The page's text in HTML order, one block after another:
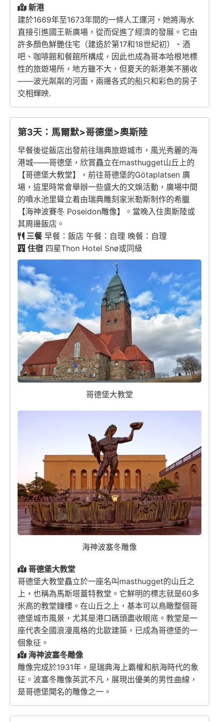
新港
建於1669年至1673年間的一條人工運河，她將海水
直接引進國王新廣場，從而促進了經濟的發展。它由
許多顏色鮮艷住宅（建造於第17和18世紀初）、酒
吧、咖啡館和餐館所構成，因此也成為哥本哈根地標
性的旅遊場所，地方雖不大，但夏天的新港美不勝收
——波光粼粼的河面，兩邊各式的船只和彩色的房子
交相輝映.
第3天：馬爾默>哥德堡>奧斯陸
早餐後從飯店出發前往瑞典旅遊城市，風光秀麗的海
港城——哥德堡，欣賞矗立在masthugget山丘上的
【哥德堡大教堂】，前往哥德堡的Götaplatsen 廣
場，這里時常會舉辦一些盛大的文娛活動，廣場中間
的噴水池里聳立着由瑞典雕刻家米勒斯制作的希臘
【海神波賽冬 Poseidon雕像】。當晚入住奧斯陸或
其周邊飯店。
三餐早餐：飯店 午餐：自理 晚餐：自理
住宿 四星Thon Hotel Snø或同級
哥德堡大教堂
海神波塞冬雕像
哥德堡大教堂
哥德堡大教堂矗立於一座名叫masthugget的山丘之
上，也稱為馬斯塔蓋特教堂。它鮮明的標志就是60多
米高的教堂鐘樓。在山丘之上，基本可以鳥瞰整個哥
德堡城市風景，尤其是港口碼頭盡收眼底。教堂是一
座代表全國浪漫風格的北歐建築，已成為哥德堡的一
個象征。
海神波塞冬雕像
雕像完成於1931年，是瑞典海上霸權和航海時代的象
征。波塞冬雕像英武不凡，展現出優美的男性曲線，
是哥德堡聞名的雕像之一。